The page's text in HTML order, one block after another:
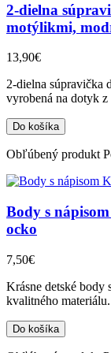
2-dielna
motýlikmi,
13,90€
2-dielna súpravička
vyrobená na dotyk z
Obľúbený produkt
Body s
ocko
7,50€
Krásne detské body
kvalitného